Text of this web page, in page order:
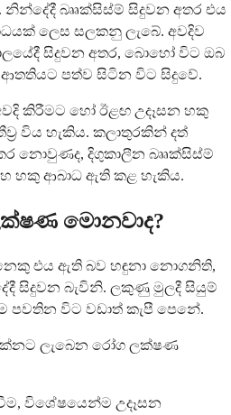
බෲක්සිස්ම් සිදුවන අතර එය
ලෙස සලකනු ලැබේ. අවදිව
සිදුවන අතර, බොහෝ විට ඔබ
පත්ව සිටින විට සිදුවේ.
කිරීමට හෝ ඊළඟ උදෑසන හකු
විය හැකිය. කලාතුරකින් දත්
නොවුණද, දිගුකාලීන බෲක්සිස්ම්
හකු ආබාධ ඇති කළ හැකිය.
මොනවාද?
එය ඇති බව හඳුනා නොගනිති,
සිදුවන බැවිනි. ලකුණු මුලදී සියුම්
පවතින විට වඩාත් කැපී පෙනේ.
ලැබෙන රෝග ලක්ෂණ
විශේෂයෙන්ම උදෑසන